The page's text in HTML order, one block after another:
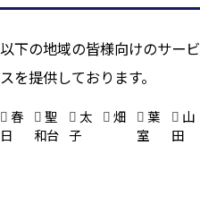
以下の地域の皆様向けのサービ
スを提供しております。
春
日
聖
和台
太
子
畑
葉
室
山
田